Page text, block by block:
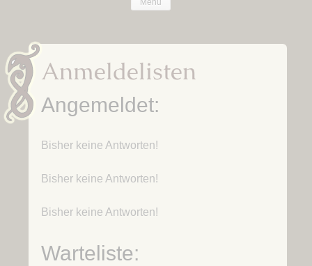
Menu
Anmeldelisten
Angemeldet:
Bisher keine Antworten!
Bisher keine Antworten!
Bisher keine Antworten!
Warteliste: